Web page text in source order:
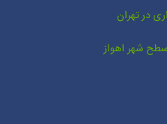
شهر اهواز